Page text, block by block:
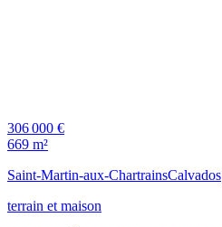
306 000 €
669 m²
Saint-Martin-aux-ChartrainsCalvados
terrain et maison